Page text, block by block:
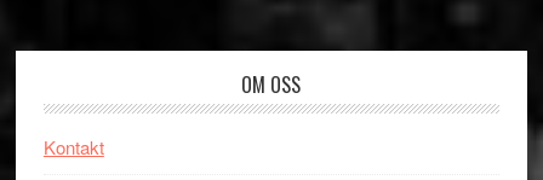
OM OSS
Kontakt